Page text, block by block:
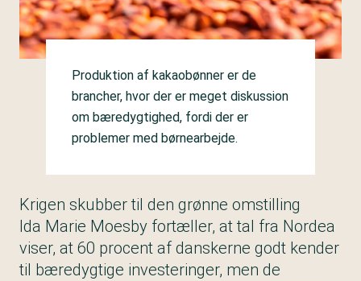
Produktion af kakaobønner er de
brancher, hvor der er meget diskussion
om bæredygtighed, fordi der er
problemer med børnearbejde.
Krigen skubber til den grønne omstilling
Ida Marie Moesby fortæller, at tal fra Nordea
viser, at 60 procent af danskerne godt kender
til bæredygtige investeringer, men de